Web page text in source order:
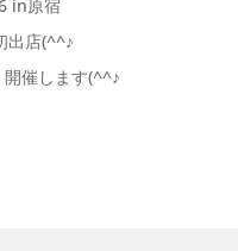
in原宿
出店(^^♪
催します(^^♪